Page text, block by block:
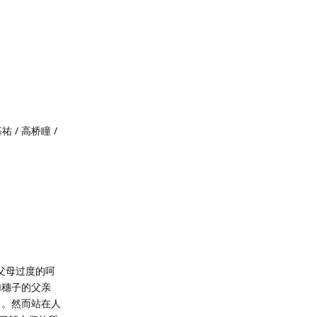
/ 高桥瞳 /
母过度的呵
子的父亲
然而站在人